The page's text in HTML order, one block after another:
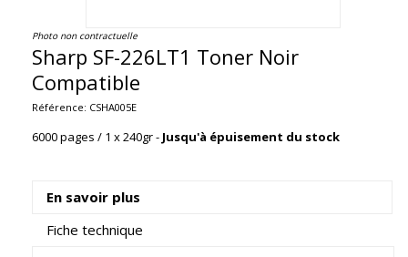
Photo non contractuelle
Sharp SF-226LT1 Toner Noir
Compatible
Référence: CSHA005E
6000 pages / 1 x 240gr - Jusqu'à épuisement du stock
En savoir plus
Fiche technique